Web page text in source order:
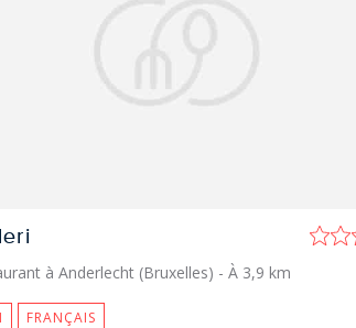
à Anderlecht (Bruxelles) - À 3,9 km
FRANÇAIS